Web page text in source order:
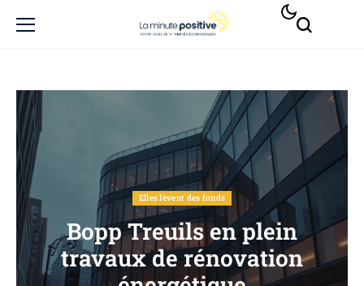
Elles lèvent des fonds
Bopp Treuils en plein
travaux de rénovation